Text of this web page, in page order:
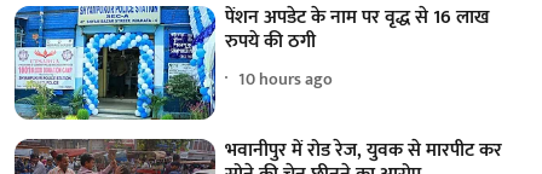
पेंशन अपडेट के नाम पर वृद्ध से 16 लाख
रुपये की ठगी
10 hours ago
भवानीपुर में रोड रेज, युवक से मारपीट कर